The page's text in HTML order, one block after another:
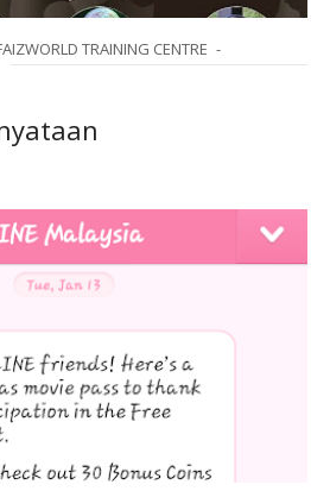
TRAINING CENTRE